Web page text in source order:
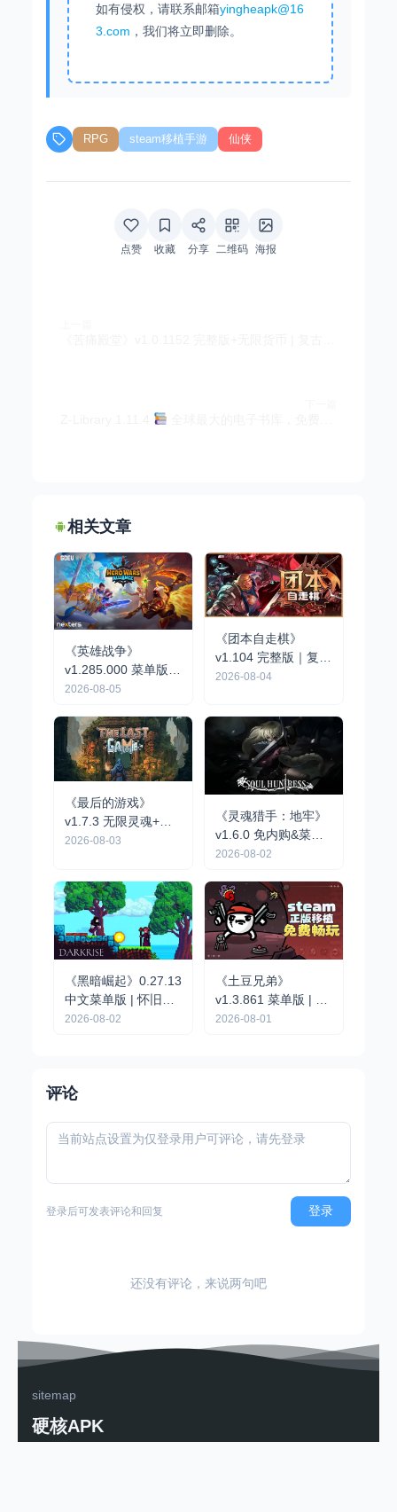
如有侵权，请联系邮箱yingheapk@16
3.com ，我们将立即删除。
RPG steam移植手游 仙侠
点赞 收藏 分享 二维码 海报
相关文章
《英雄战争》
v1.285.000 菜单版 |
战略战术RPG手游
2026-08-05
《团本自走棋》
v1.104 完整版｜复古
队伍制肉鸽自走棋手
2026-08-04
《最后的游戏》
v1.7.3 无限灵魂+完
整版｜肉鸽弹幕动作
2026-08-03
《灵魂猎手：地牢》
v1.6.0 免内购&菜单
版 | 黑暗幻想风动作
2026-08-02
《黑暗崛起》0.27.13
中文菜单版 | 怀旧像
素风硬核动作RPG手
2026-08-02
《土豆兄弟》
v1.3.861 菜单版 | 自
上而下 Roguelike 竞
2026-08-01
评论
登录后可发表评论和回复 登录
还没有评论，来说两句吧
sitemap
硬核APK